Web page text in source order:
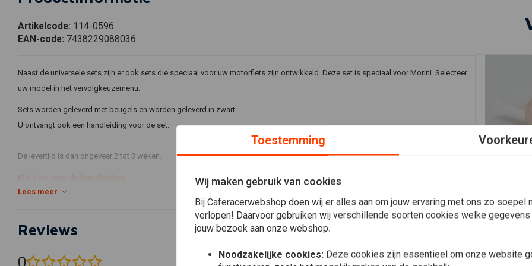
Artikelcode: 114-0596
EAN-code: 7438229088036
Naast de universele sets zijn er ook sets die speciaal voor uw motorfiets zijn ontwikkeld. Deze set is speciaal voor Morini. Selecteer
uw model in het vervolgkeuzemenu.
Sets worden geleverd met beugels en worden geleverd in zwart.
U ontvangt ook een handleiding voor de set.
De levertijd is dan ongeveer 2 tot 3 weken.
MORINI
1983/84
13-0036
1984
Lees meer
Reviews
0
8mm
Toestemming
Wij maken gebruik van cookies
Bij Caferacerwebshop doen wij er alles aan om jouw ervaring met ons zo soepel
verlopen! Daarvoor gebruiken wij verschillende soorten cookies welke
jouw bezoek aan onze webshop.
Noodzakelijke cookies: Deze cookies zijn essentieel om onze website